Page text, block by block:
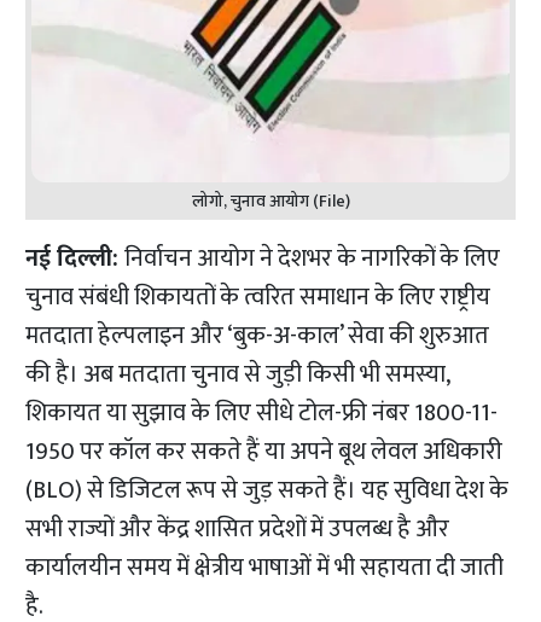
लोगो, चुनाव आयोग (File)
नई दिल्ली:निर्वाचन आयोग ने देशभर के नागरिकों के लिए
चुनाव संबंधी शिकायतों के त्वरित समाधान के लिए राष्ट्रीय
मतदाता हेल्पलाइन और ‘बुक-अ-काल’ सेवा की शुरुआत
की है। अब मतदाता चुनाव से जुड़ी किसी भी समस्या,
शिकायत या सुझाव के लिए सीधे टोल-फ्री नंबर 1800-11-
1950 पर कॉल कर सकते हैं या अपने बूथ लेवल अधिकारी
(BLO) से डिजिटल रूप से जुड़ सकते हैं। यह सुविधा देश के
सभी राज्यों और केंद्र शासित प्रदेशों में उपलब्ध है और
कार्यालयीन समय में क्षेत्रीय भाषाओं में भी सहायता दी जाती
है.​